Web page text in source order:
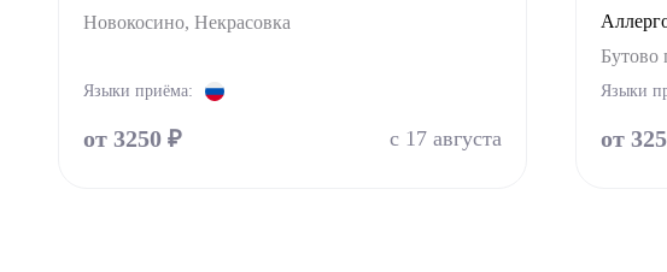
Новокосино, Некрасовка
Языки приёма:
от 3250 ₽ с 17 августа
Бутово
Языки
от